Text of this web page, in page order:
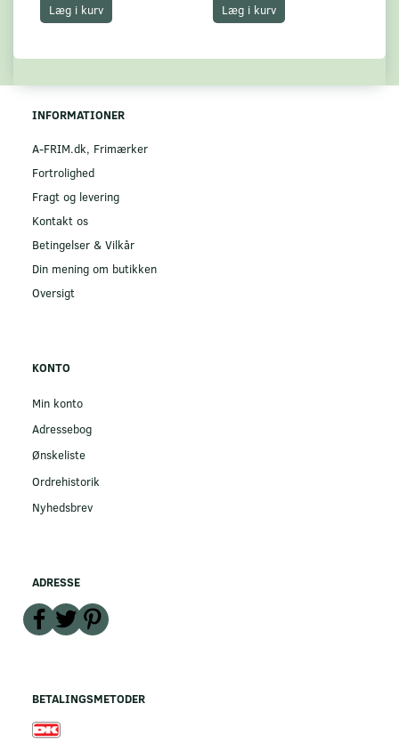
Læg i kurv Læg i kurv
INFORMATIONER
A-FRIM.dk, Frimærker
Fortrolighed
Fragt og levering
Kontakt os
Betingelser & Vilkår
Din mening om butikken
Oversigt
KONTO
Min konto
Adressebog
Ønskeliste
Ordrehistorik
Nyhedsbrev
ADRESSE
BETALINGSMETODER